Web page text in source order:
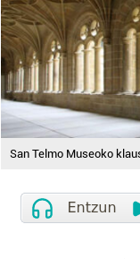
San Telmo Museoko